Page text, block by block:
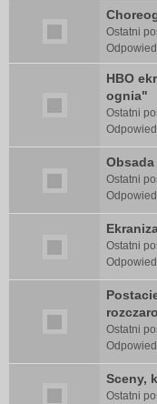
Ostatni
HBO
ognia"
Ostatni
Obsada
Ostatni
Ostatni
Ostatni
Sceny,
Ostatni